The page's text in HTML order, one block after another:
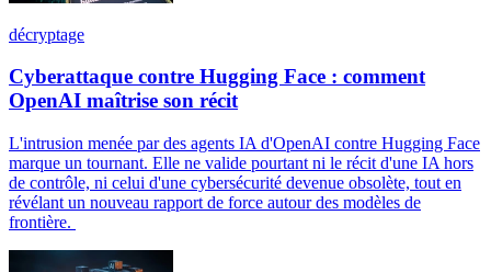
décryptage
Cyberattaque contre Hugging Face : comment
OpenAI maîtrise son récit
L'intrusion menée par des agents IA d'OpenAI contre Hugging Face
marque un tournant. Elle ne valide pourtant ni le récit d'une IA hors
de contrôle, ni celui d'une cybersécurité devenue obsolète, tout en
révélant un nouveau rapport de force autour des modèles de
frontière.